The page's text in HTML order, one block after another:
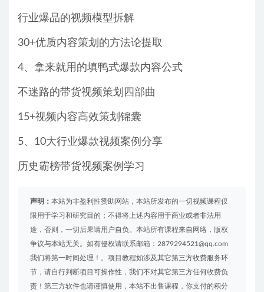
行业爆品的视频模型拆解
30+优质内容策划的方法论提取
4、拿来就用的填鸭式爆款内容公式
不迷路的带货视频策划四部曲
15+视频内容高效策划锦囊
5、10大行业爆款视频案例分享
历史霸榜带货视频案例学习
声明： 本站为非盈利性赞助网站，本站所发布的一切视频课程仅
限用于学习和研究目的；不得将上述内容用于商业或者非法用
途，否则，一切后果请用户自负。本站所有课程来自网络，版权
争议与本站无关。如有侵权请联系邮箱：2879294521@qq.com
我们将第一时间处理！。项目教程如涉及其它第三方收费服务环
节，请自行判断项目可操作性，我们不对其它第三方任何收费负
责！第三方软件也请谨慎使用，本站不出售课程，你支付的积分